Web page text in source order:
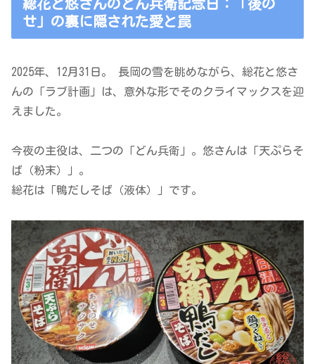
総花と悠さんのどん兵衛記念日：「後の
せ」の裏に隠された愛と罠
2025年、12月31日。 長岡の雪を眺めながら、総花と悠さ
んの「ラブ計画」は、意外な形でそのクライマックスを迎
えました。
今夜の主役は、二つの「どん兵衛」。悠さんは「天ぷらそ
ば（粉末）」。
総花は「鴨だしそば（液体）」です。